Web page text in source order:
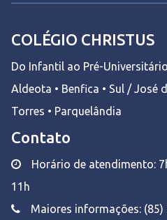
COLÉGIO CHRISTUS
Do Infantil ao Pré-Universitário
Aldeota • Benfica • Sul / José
Torres • Parquelândia
Contato
Horário de atendimento:
11h
Maiores informações: (85)